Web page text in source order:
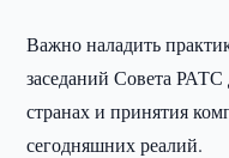
Важно наладить
заседаний Совета
странах и принятия
сегодняшних реалий.